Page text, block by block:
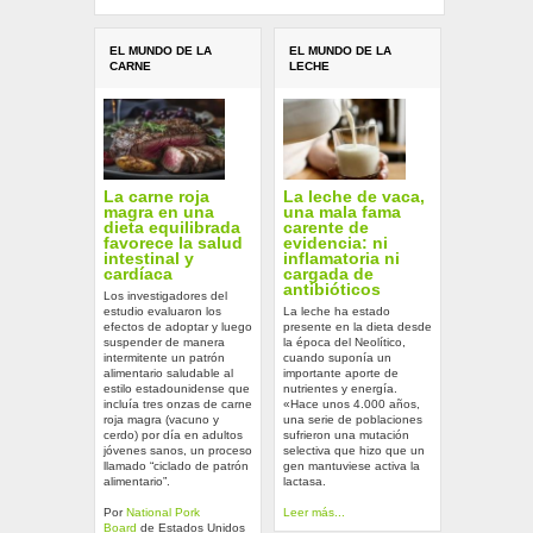
EL MUNDO DE LA
CARNE
La carne roja
magra en una
dieta equilibrada
favorece la salud
intestinal y
cardíaca
Los investigadores del
estudio evaluaron los
efectos de adoptar y luego
suspender de manera
intermitente un patrón
alimentario saludable al
estilo estadounidense que
incluía tres onzas de carne
roja magra (vacuno y
cerdo) por día en adultos
jóvenes sanos, un proceso
llamado “ciclado de patrón
alimentario”.
PorNational Pork
Board de Estados Unidos
EL MUNDO DE LA
LECHE
La leche de vaca,
una mala fama
carente de
evidencia: ni
inflamatoria ni
cargada de
antibióticos
La leche ha estado
presente en la dieta desde
la época del Neolítico,
cuando suponía un
importante aporte de
nutrientes y energía.
«Hace unos 4.000 años,
una serie de poblaciones
sufrieron una mutación
selectiva que hizo que un
gen mantuviese activa la
lactasa.
Leer más...